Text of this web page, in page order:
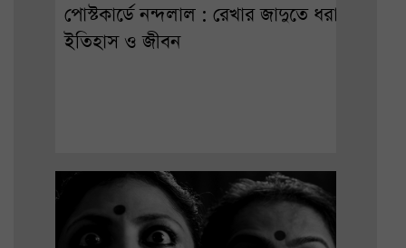
পোস্টকার্ডে নন্দলাল : রেখার জাদুতে ধরা
ইতিহাস ও জীবন